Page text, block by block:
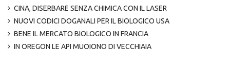
CINA, DISERBARE SENZA CHIMICA CON IL LASER
NUOVI CODICI DOGANALI PER IL BIOLOGICO USA
BENE IL MERCATO BIOLOGICO IN FRANCIA
IN OREGON LE API MUOIONO DI VECCHIAIA